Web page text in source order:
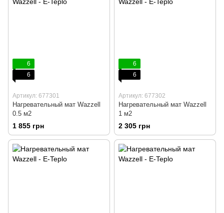
6
6
Артикул: 677301
Нагревательный мат Wazzell
0.5 м2
1 855 грн
6
6
Артикул: 677302
Нагревательный мат Wazzell
1 м2
2 305 грн